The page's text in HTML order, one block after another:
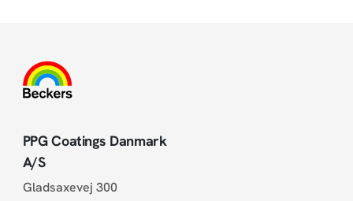
PPG Coatings Danmark
A/S
Gladsaxevej 300